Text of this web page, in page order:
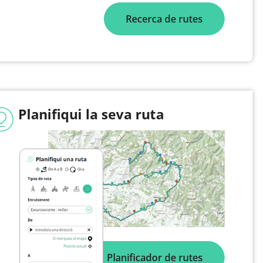
Recerca de rutes
Planifiqui la seva ruta
Planificador de rutes